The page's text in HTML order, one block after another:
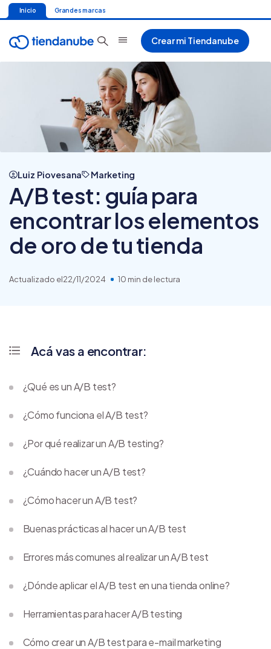
Inicio Grandes marcas
Crear mi Tiendanube
Luiz Piovesana Marketing
A/B test: guía para
encontrar los elementos
de oro de tu tienda
Actualizado el22/11/2024 10 min de lectura
Acá vas a encontrar:
¿Qué es un A/B test?
¿Cómo funciona el A/B test?
¿Por qué realizar un A/B testing?
¿Cuándo hacer un A/B test?
¿Cómo hacer un A/B test?
Buenas prácticas al hacer un A/B test
Errores más comunes al realizar un A/B test
¿Dónde aplicar el A/B test en una tienda online?
Herramientas para hacer A/B testing
Cómo crear un A/B test para e-mail marketing